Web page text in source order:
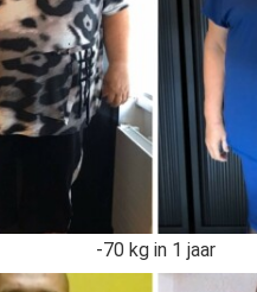
-70 kg in 1 jaar